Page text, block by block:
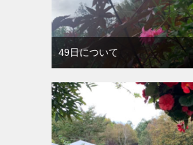
49日について